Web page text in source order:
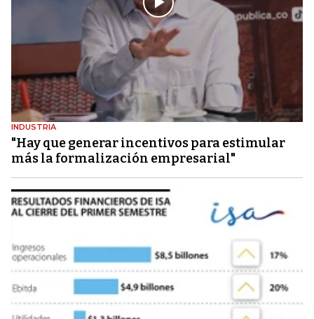
INDUSTRIA
"Hay que generar incentivos para estimular
más la formalización empresarial"